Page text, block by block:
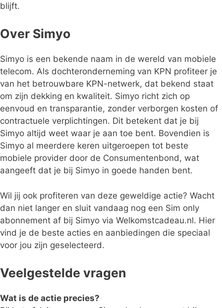
blijft.
Over Simyo
Simyo is een bekende naam in de wereld van mobiele
telecom. Als dochteronderneming van KPN profiteer je
van het betrouwbare KPN-netwerk, dat bekend staat
om zijn dekking en kwaliteit. Simyo richt zich op
eenvoud en transparantie, zonder verborgen kosten of
contractuele verplichtingen. Dit betekent dat je bij
Simyo altijd weet waar je aan toe bent. Bovendien is
Simyo al meerdere keren uitgeroepen tot beste
mobiele provider door de Consumentenbond, wat
aangeeft dat je bij Simyo in goede handen bent.
Wil jij ook profiteren van deze geweldige actie? Wacht
dan niet langer en sluit vandaag nog een Sim only
abonnement af bij Simyo via Welkomstcadeau.nl. Hier
vind je de beste acties en aanbiedingen die speciaal
voor jou zijn geselecteerd.
Veelgestelde vragen
Wat is de actie precies?